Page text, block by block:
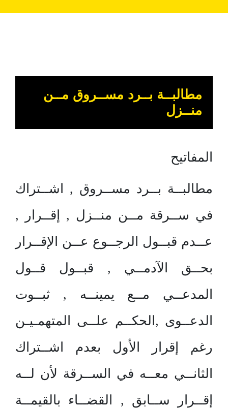
مطالبــة بــرد مســروق مــن
منــزل
المفاتيح
مطالبــة بــرد مســروق , اشــتراك
في ســرقة مــن منــزل , إقــرار ,
عــدم قبــول الرجــوع عــن الإقــرار
بحــق الآدمــي , قبــول قــول
المدعــي مــع يمينــه , ثبــوت
الدعــوى ,الحكــم علــى المتهمـيـن
رغم إقرار الأول بعدم اشــتراك
الثانــي معــه في الســرقة لأن لــه
إقــرار ســابق , القضــاء بالقيمــة